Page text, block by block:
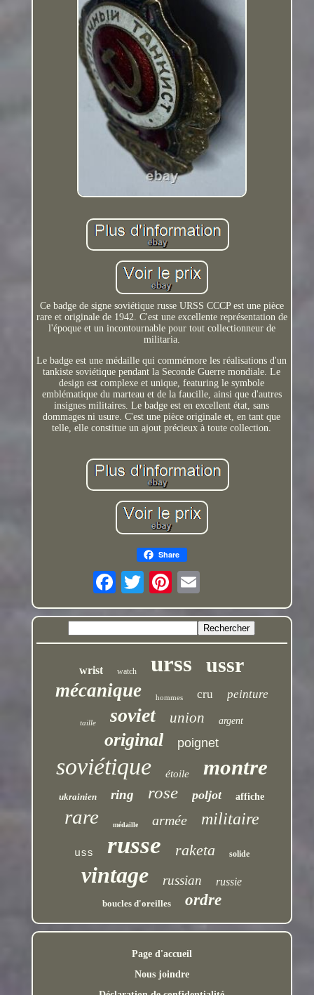
Ce badge de signe soviétique russe URSS CCCP est une pièce
rare et originale de 1942. C'est une excellente représentation de
l'époque et un incontournable pour tout collectionneur de
militaria.
Le badge est une médaille qui commémore les réalisations d'un
tankiste soviétique pendant la Seconde Guerre mondiale. Le
design est complexe et unique, featuring le symbole
emblématique du marteau et de la faucille, ainsi que d'autres
insignes militaires. Le badge est en excellent état, sans
dommages ni usure. C'est une pièce originale et, en tant que
telle, elle constitue un ajout précieux à toute collection.
Share
wrist watch urss ussr
mécanique hommes cru peinture
taille soviet union argent
original poignet
soviétique étoile montre
ukrainien ring rose poljot affiche
rare médaille armée militaire
uss russe raketa solide
vintage russian russie
boucles d'oreilles ordre
Page d'accueil
Nous joindre